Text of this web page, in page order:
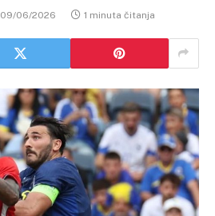
09/06/2026 1 minuta čitanja